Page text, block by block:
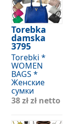
Torebka
damska
3795
Torebki *
WOMEN
BAGS *
Женские
сумки
38 złzł netto